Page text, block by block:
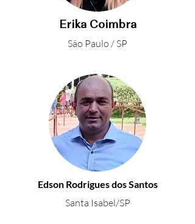
Erika Coimbra
São Paulo / SP
Edson Rodrigues dos Santos
Santa Isabel/SP